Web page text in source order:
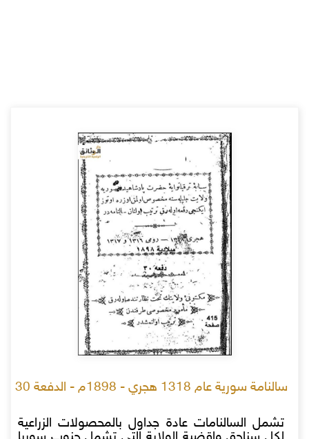
سالنامة سورية عام 1318 هجري - 1898م - الدفعة 30
تشمل السالنامات عادة جداول بالمحصولات الزراعية